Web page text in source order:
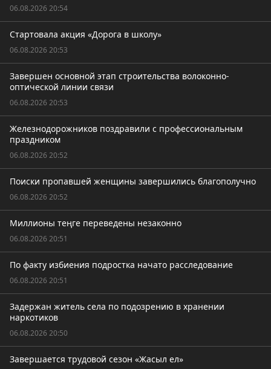
06.08.2026 20:54
Стартовала акция «Дорога в школу»
06.08.2026 20:53
Завершен основной этап строительства волоконно-
оптической линии связи
06.08.2026 20:53
Железнодорожников поздравили с профессиональным
праздником
06.08.2026 20:52
Поиски пропавшей женщины завершились благополучно
06.08.2026 20:52
Миллионы теңге переведены незаконно
06.08.2026 20:51
По факту избиения подростка начато расследование
06.08.2026 20:51
Задержан житель села по подозрению в хранении
наркотиков
06.08.2026 20:50
Завершается трудовой сезон «Жасыл ел»